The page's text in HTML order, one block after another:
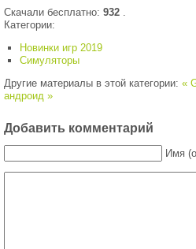
Скачали бесплатно: 932.
Категории:
Новинки игр 2019
Симуляторы
Другие материалы в этой категории: «
андроид »
Добавить комментарий
Имя